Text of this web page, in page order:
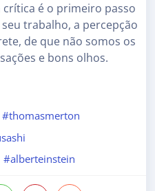
é o primeiro passo
trabalho, a percepção
de que não somos os
e bons olhos.
#thomasmerton
#alberteinstein